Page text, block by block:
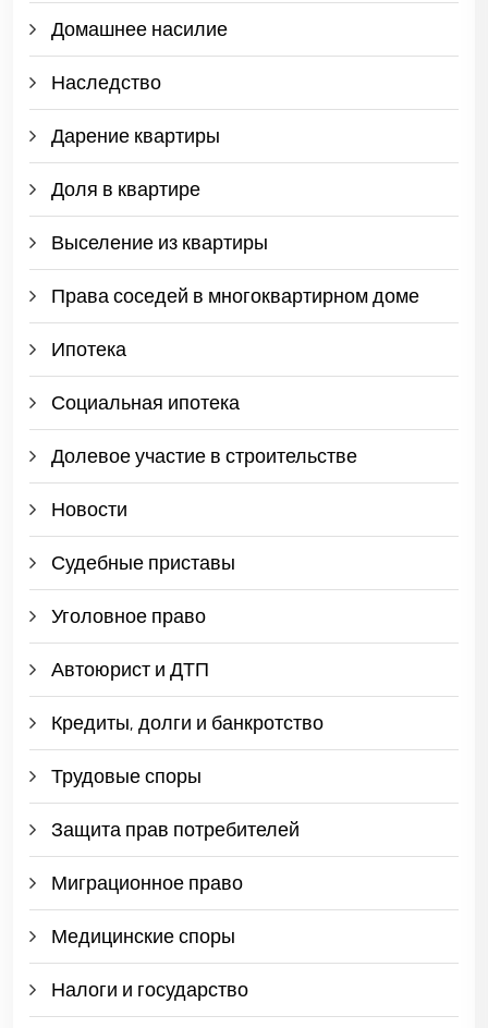
Домашнее насилие
Наследство
Дарение квартиры
Доля в квартире
Выселение из квартиры
Права соседей в многоквартирном доме
Ипотека
Социальная ипотека
Долевое участие в строительстве
Новости
Судебные приставы
Уголовное право
Автоюрист и ДТП
Кредиты, долги и банкротство
Трудовые споры
Защита прав потребителей
Миграционное право
Медицинские споры
Налоги и государство